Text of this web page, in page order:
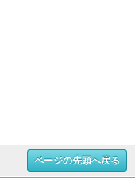
ページの先頭へ戻る